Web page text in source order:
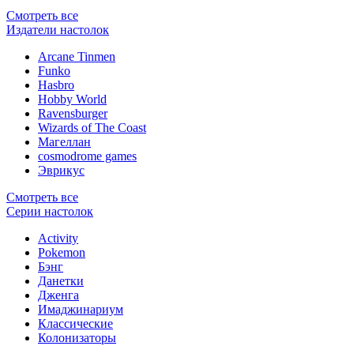
Смотреть все
Издатели настолок
Arcane Tinmen
Funko
Hasbro
Hobby World
Ravensburger
Wizards of The Coast
Магеллан
сosmodrome games
Эврикус
Смотреть все
Серии настолок
Activity
Pokemon
Бэнг
Данетки
Дженга
Имаджинариум
Классические
Колонизаторы